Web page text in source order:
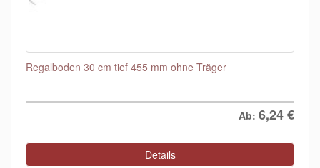
Regalboden 30 cm tief 455 mm ohne Träger
Ab: 6,24€
Details